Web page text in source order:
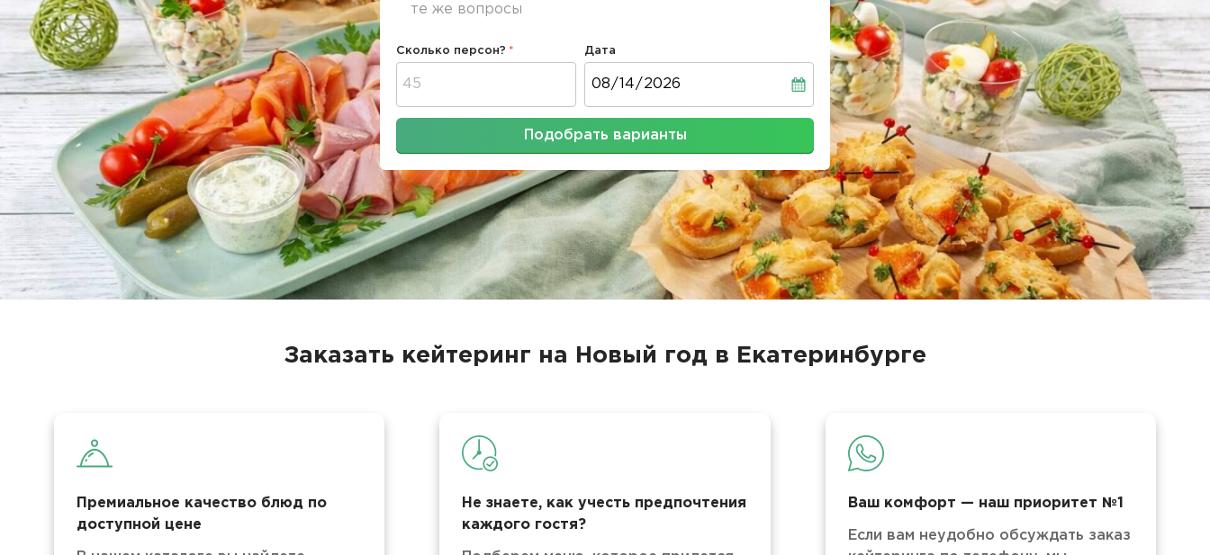
те же вопросы
Сколько персон? Дата
Подобрать варианты
Заказать кейтеринг на Новый год в Екатеринбурге
Премиальное качество блюд по
доступной цене
Не знаете, как учесть предпочтения
каждого гостя?
Ваш комфорт — наш приоритет №1
Если вам неудобно обсуждать заказ